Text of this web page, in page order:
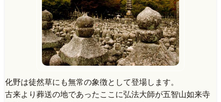
化野は徒然草にも無常の象徴として登場します。
古来より葬送の地であったここに弘法大師が五智山如来寺